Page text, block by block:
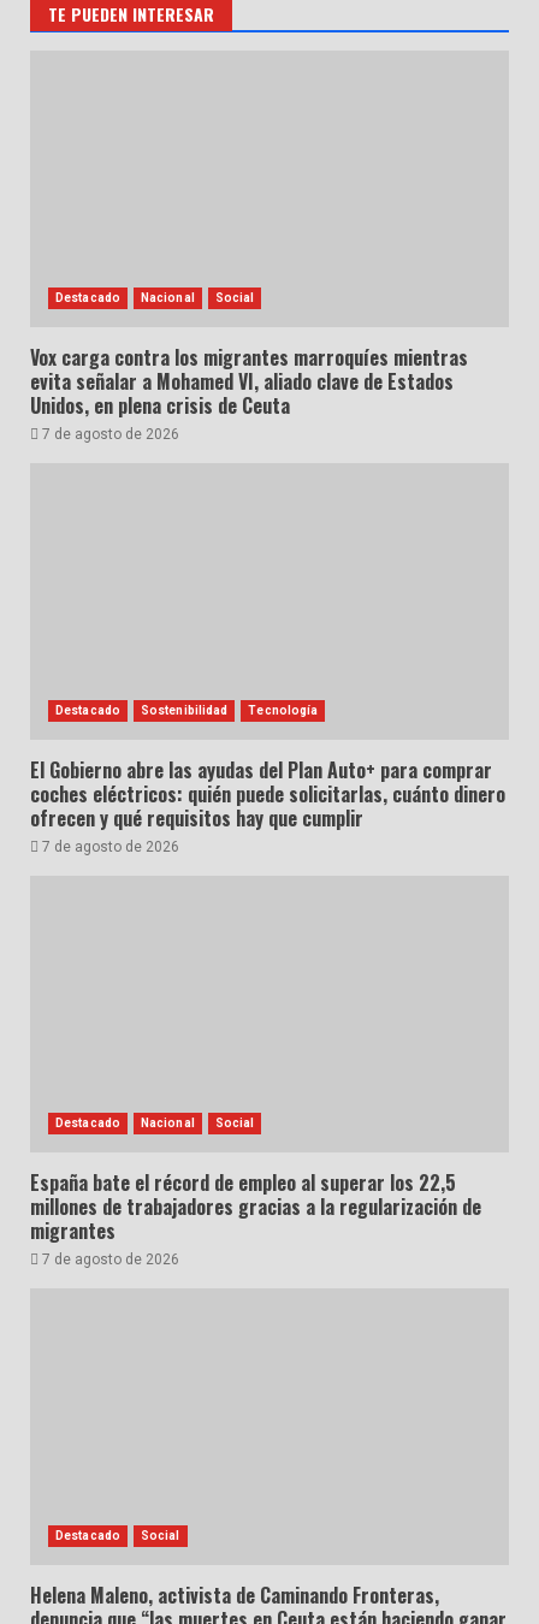
TE PUEDEN INTERESAR
Destacado Nacional Social
Vox carga contra los migrantes marroquíes mientras
evita señalar a Mohamed VI, aliado clave de Estados
Unidos, en plena crisis de Ceuta
7 de agosto de 2026
Destacado Sostenibilidad Tecnología
El Gobierno abre las ayudas del Plan Auto+ para comprar
coches eléctricos: quién puede solicitarlas, cuánto dinero
ofrecen y qué requisitos hay que cumplir
7 de agosto de 2026
Destacado Nacional Social
España bate el récord de empleo al superar los 22,5
millones de trabajadores gracias a la regularización de
migrantes
7 de agosto de 2026
Destacado Social
Helena Maleno, activista de Caminando Fronteras,